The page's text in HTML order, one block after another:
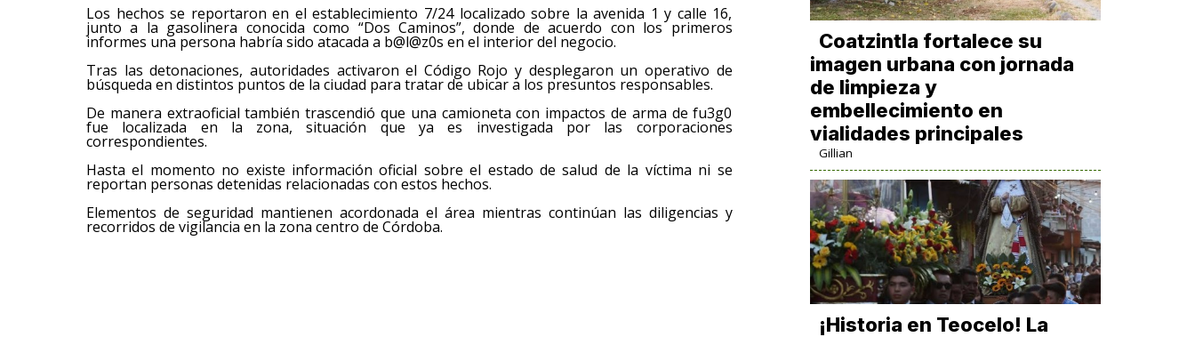
Los hechos se reportaron en el establecimiento 7/24 localizado sobre la avenida 1 y calle 16,
junto a la gasolinera conocida como “Dos Caminos”, donde de acuerdo con los primeros
informes una persona habría sido atacada a b@l@z0s en el interior del negocio.
Tras las detonaciones, autoridades activaron el Código Rojo y desplegaron un operativo de
búsqueda en distintos puntos de la ciudad para tratar de ubicar a los presuntos responsables.
De manera extraoficial también trascendió que una camioneta con impactos de arma de fu3g0
fue localizada en la zona, situación que ya es investigada por las corporaciones
correspondientes.
Hasta el momento no existe información oficial sobre el estado de salud de la víctima ni se
reportan personas detenidas relacionadas con estos hechos.
Elementos de seguridad mantienen acordonada el área mientras continúan las diligencias y
recorridos de vigilancia en la zona centro de Córdoba.
Coatzintla fortalece su
imagen urbana con jornada
de limpieza y
embellecimiento en
vialidades principales
Gillian
​¡Historia en Teocelo! La